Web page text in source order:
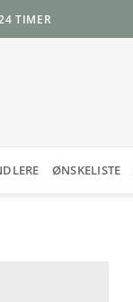
TIMER
ØNSKELISTE